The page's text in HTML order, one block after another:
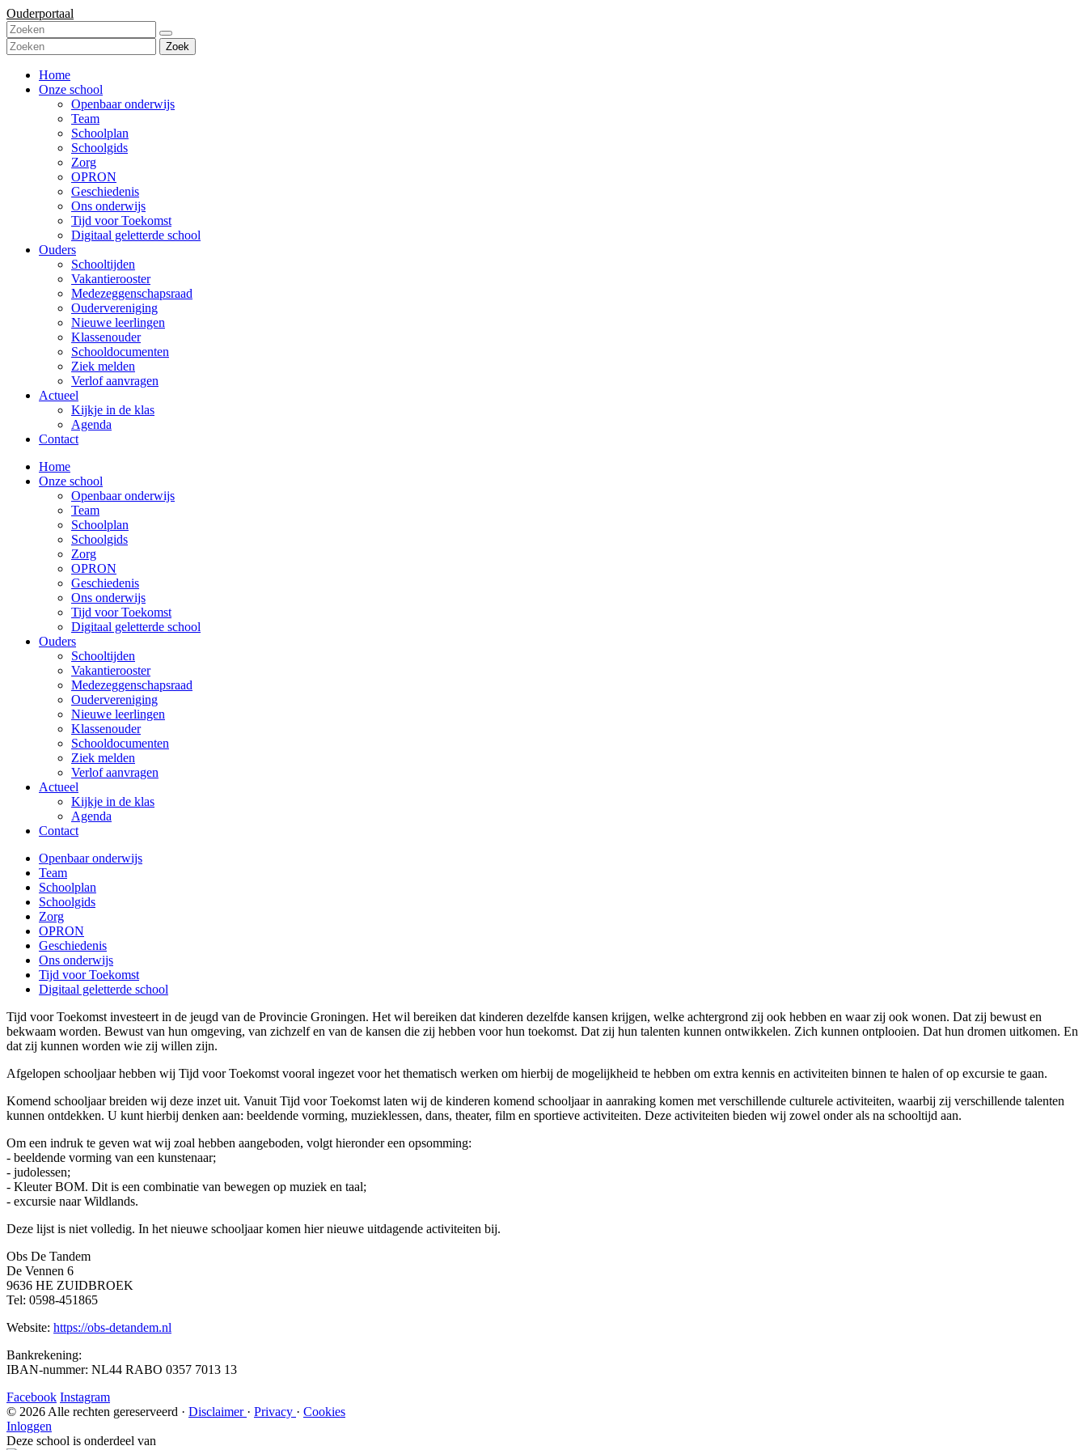
Ouderportaal
Zoek
Home
Onze school
Openbaar onderwijs
Team
Schoolplan
Schoolgids
Zorg
OPRON
Geschiedenis
Ons onderwijs
Tijd voor Toekomst
Digitaal geletterde school
Ouders
Schooltijden
Vakantierooster
Medezeggenschapsraad
Oudervereniging
Nieuwe leerlingen
Klassenouder
Schooldocumenten
Ziek melden
Verlof aanvragen
Actueel
Kijkje in de klas
Agenda
Contact
Home
Onze school
Openbaar onderwijs
Team
Schoolplan
Schoolgids
Zorg
OPRON
Geschiedenis
Ons onderwijs
Tijd voor Toekomst
Digitaal geletterde school
Ouders
Schooltijden
Vakantierooster
Medezeggenschapsraad
Oudervereniging
Nieuwe leerlingen
Klassenouder
Schooldocumenten
Ziek melden
Verlof aanvragen
Actueel
Kijkje in de klas
Agenda
Contact
Openbaar onderwijs
Team
Schoolplan
Schoolgids
Zorg
OPRON
Geschiedenis
Ons onderwijs
Tijd voor Toekomst
Digitaal geletterde school
Tijd voor Toekomst investeert in de jeugd van de Provincie Groningen. Het wil bereiken dat kinderen dezelfde kansen krijgen, welke achtergrond zij ook hebben en waar zij ook wonen. Dat zij bewust en
bekwaam worden. Bewust van hun omgeving, van zichzelf en van de kansen die zij hebben voor hun toekomst. Dat zij hun talenten kunnen ontwikkelen. Zich kunnen ontplooien. Dat hun dromen uitkomen. En
dat zij kunnen worden wie zij willen zijn.
Afgelopen schooljaar hebben wij Tijd voor Toekomst vooral ingezet voor het thematisch werken om hierbij de mogelijkheid te hebben om extra kennis en activiteiten binnen te halen of op excursie te gaan.
Komend schooljaar breiden wij deze inzet uit. Vanuit Tijd voor Toekomst laten wij de kinderen komend schooljaar in aanraking komen met verschillende culturele activiteiten, waarbij zij verschillende talenten
kunnen ontdekken. U kunt hierbij denken aan: beeldende vorming, muzieklessen, dans, theater, film en sportieve activiteiten. Deze activiteiten bieden wij zowel onder als na schooltijd aan.
Om een indruk te geven wat wij zoal hebben aangeboden, volgt hieronder een opsomming:
- beeldende vorming van een kunstenaar;
- judolessen;
- Kleuter BOM. Dit is een combinatie van bewegen op muziek en taal;
- excursie naar Wildlands.
Deze lijst is niet volledig. In het nieuwe schooljaar komen hier nieuwe uitdagende activiteiten bij.
Obs De Tandem
De Vennen 6
9636 HE ZUIDBROEK
Tel: 0598-451865
Website: https://obs-detandem.nl
Bankrekening:
IBAN-nummer: NL44 RABO 0357 7013 13
Facebook Instagram
© 2026 Alle rechten gereserveerd · Disclaimer · Privacy · Cookies
Inloggen
Deze school is onderdeel van